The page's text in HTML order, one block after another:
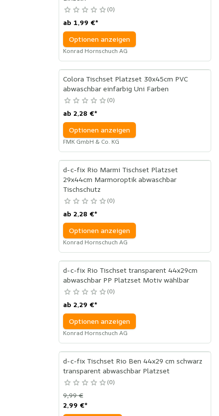
0
ab 1,99 €*
Optionen anzeigen
Konrad Hornschuch AG
Colora Tischset Platzset 30x45cm PVC
abwaschbar einfarbig Uni Farben
0
ab 2,28 €*
Optionen anzeigen
FMK GmbH & Co. KG
d-c-fix Rio Marmi Tischset Platzset
29x44cm Marmoroptik abwaschbar
Tischschutz
0
ab 2,28 €*
Optionen anzeigen
Konrad Hornschuch AG
d-c-fix Rio Tischset transparent 44x29cm
abwaschbar PP Platzset Motiv wählbar
0
ab 2,29 €*
Optionen anzeigen
Konrad Hornschuch AG
d-c-fix Tischset Rio Ben 44x29 cm schwarz
transparent abwaschbar Platzset
0
2,99 €*
9,99 €